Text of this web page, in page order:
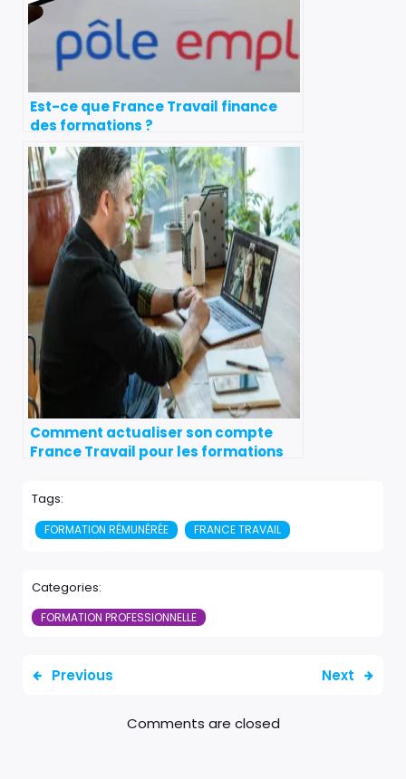
Est-ce que France Travail finance
des formations ?
Comment actualiser son compte
France Travail pour les formations
Tags:
FORMATION RÉMUNÉRÉE FRANCE TRAVAIL
Categories:
FORMATION PROFESSIONNELLE
Previous Next
Comments are closed